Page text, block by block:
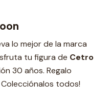
lo mejor de la marca
tu figura de Cetro
30 años. Regalo
todos!